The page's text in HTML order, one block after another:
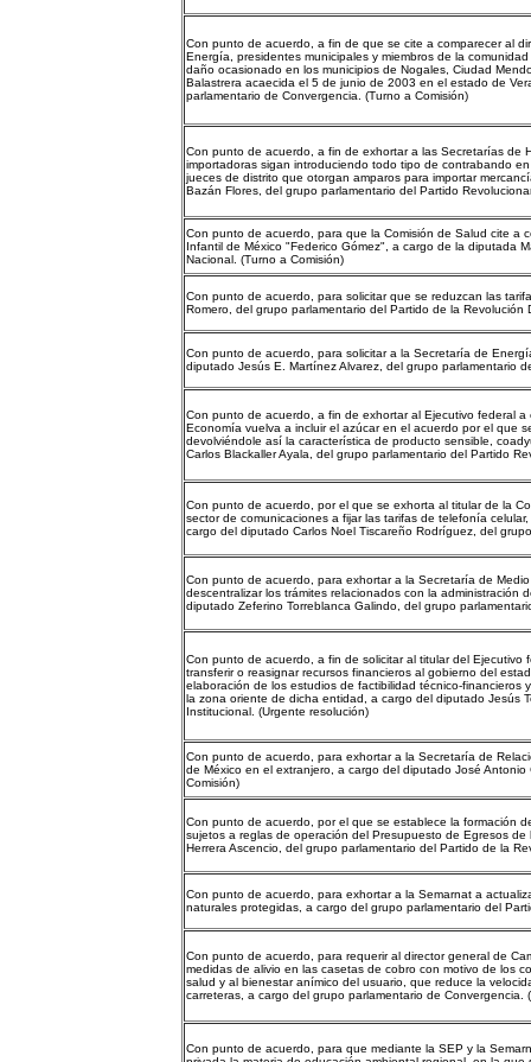
Con punto de acuerdo, a fin de que se cite a comparecer al
Energía, presidentes municipales y miembros de la
daño ocasionado en los municipios de Nogales, Ciudad
Balastrera acaecida el 5 de junio de 2003 en el estado de
parlamentario de Convergencia. (Turno a Comisión)
Con punto de acuerdo, a fin de exhortar a las Secretarías de
importadoras sigan introduciendo todo tipo de contrabando
jueces de distrito que otorgan amparos para importar
Bazán Flores, del grupo parlamentario del Partido
Con punto de acuerdo, para que la Comisión de Salud cite a
Infantil de México "Federico Gómez", a cargo de la diputada
Nacional. (Turno a Comisión)
Con punto de acuerdo, para solicitar que se reduzcan las
Romero, del grupo parlamentario del Partido de la Revolución
Con punto de acuerdo, para solicitar a la Secretaría de
diputado Jesús E. Martínez Alvarez, del grupo parlamentario
Con punto de acuerdo, a fin de exhortar al Ejecutivo federal
Economía vuelva a incluir el azúcar en el acuerdo por el que
devolviéndole así la característica de producto sensible,
Carlos Blackaller Ayala, del grupo parlamentario del Partido
Con punto de acuerdo, por el que se exhorta al titular de la
sector de comunicaciones a fijar las tarifas de telefonía
cargo del diputado Carlos Noel Tiscareño Rodríguez, del
Con punto de acuerdo, para exhortar a la Secretaría de
descentralizar los trámites relacionados con la administración
diputado Zeferino Torreblanca Galindo, del grupo
Con punto de acuerdo, a fin de solicitar al titular del
transferir o reasignar recursos financieros al gobierno del
elaboración de los estudios de factibilidad técnico-
la zona oriente de dicha entidad, a cargo del diputado Jesús
Institucional. (Urgente resolución)
Con punto de acuerdo, para exhortar a la Secretaría de
de México en el extranjero, a cargo del diputado José
Comisión)
Con punto de acuerdo, por el que se establece la formación
sujetos a reglas de operación del Presupuesto de Egresos
Herrera Ascencio, del grupo parlamentario del Partido de la
Con punto de acuerdo, para exhortar a la Semarnat a
naturales protegidas, a cargo del grupo parlamentario del
Con punto de acuerdo, para requerir al director general de
medidas de alivio en las casetas de cobro con motivo de los
salud y al bienestar anímico del usuario, que reduce la
carreteras, a cargo del grupo parlamentario de Convergencia.
Con punto de acuerdo, para que mediante la SEP y la